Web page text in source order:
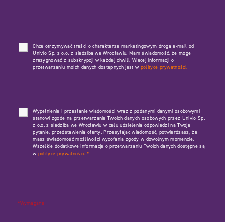
Chcę otrzymywać treści o charakterze marketingowym drogą e-mail od
Univio Sp. z o.o. z siedzibą we Wrocławiu. Mam świadomość, że mogę
zrezygnować z subskrypcji w każdej chwili. Więcej informacji o
przetwarzaniu moich danych dostępnych jest w polityce prywatności.
Wypełnienie i przesłanie wiadomości wraz z podanymi danymi osobowymi
stanowi zgodę na przetwarzanie Twoich danych osobowych przez Univio Sp.
z o.o. z siedzibą we Wrocławiu w celu udzielenia odpowiedzi na Twoje
pytanie, przedstawienia oferty. Przesyłając wiadomość, potwierdzasz, że
masz świadomość możliwości wycofania zgody w dowolnym momencie.
Wszelkie dodatkowe informacje o przetwarzaniu Twoich danych dostępne są
w polityce prywatności. *
*Wymagane